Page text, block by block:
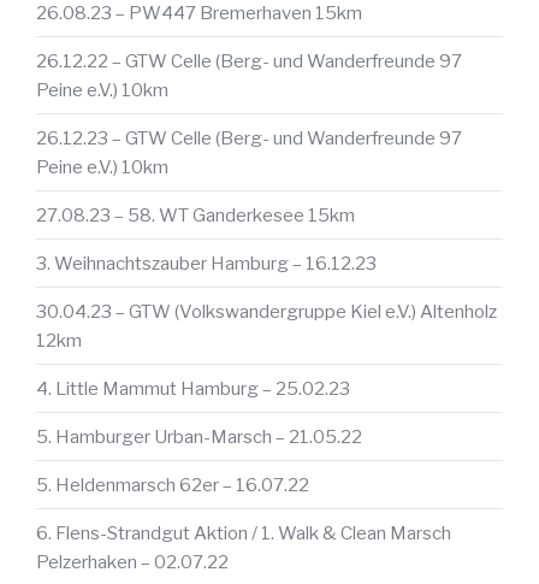
26.08.23 – PW447 Bremerhaven 15km
26.12.22 – GTW Celle (Berg- und Wanderfreunde 97
Peine e.V.) 10km
26.12.23 – GTW Celle (Berg- und Wanderfreunde 97
Peine e.V.) 10km
27.08.23 – 58. WT Ganderkesee 15km
3. Weihnachtszauber Hamburg – 16.12.23
30.04.23 – GTW (Volkswandergruppe Kiel e.V.) Altenholz
12km
4. Little Mammut Hamburg – 25.02.23
5. Hamburger Urban-Marsch – 21.05.22
5. Heldenmarsch 62er – 16.07.22
6. Flens-Strandgut Aktion / 1. Walk & Clean Marsch
Pelzerhaken – 02.07.22